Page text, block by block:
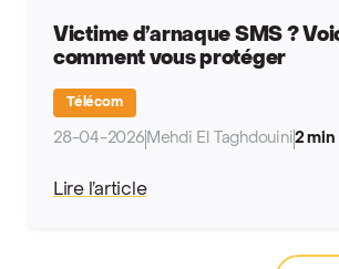
Victime d’arnaque SMS ?
comment vous protéger
Télécom
28-04-2026 Mehdi El Taghdouini2 min
Lire l’article